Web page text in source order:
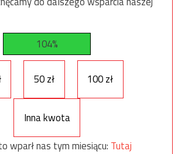
104%
50 zł 100 zł
Inna kwota
wparł nas tym miesiącu: Tutaj